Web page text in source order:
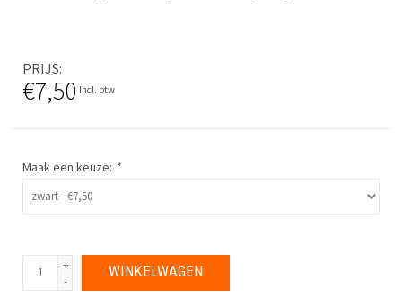
PRIJS
€7,50 Incl. btw
Maak een keuze: *
+
-
WINKELWAGEN